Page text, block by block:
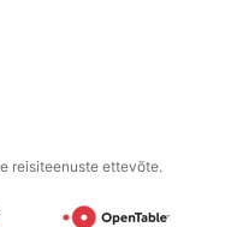
reisiteenuste ettevõte.